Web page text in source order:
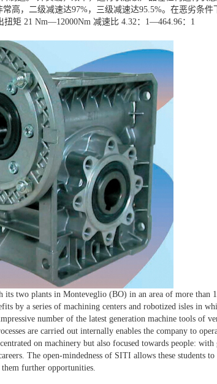
高，二级减速达97%，三级减速达95.5%。在恶劣条件
矩 21 Nm—12000Nm 减速比 4.32：1—464.96：1
two plants in Monteveglio (BO) in an area of more than
by a series of machining centers and robotized isles in
number of the latest generation machine tools of
are carried out internally enables the company to
on machinery but also focused towards people:
The open-mindedness of SITI allows these students to
further opportunities.